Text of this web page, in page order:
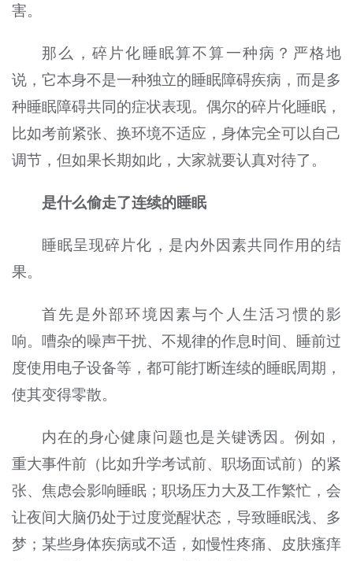
害。
那么，碎片化睡眠算不算一种病？严格地
说，它本身不是一种独立的睡眠障碍疾病，而是多
种睡眠障碍共同的症状表现。偶尔的碎片化睡眠，
比如考前紧张、换环境不适应，身体完全可以自己
调节，但如果长期如此，大家就要认真对待了。
是什么偷走了连续的睡眠
睡眠呈现碎片化，是内外因素共同作用的结
果。
首先是外部环境因素与个人生活习惯的影
响。嘈杂的噪声干扰、不规律的作息时间、睡前过
度使用电子设备等，都可能打断连续的睡眠周期，
使其变得零散。
内在的身心健康问题也是关键诱因。例如，
重大事件前（比如升学考试前、职场面试前）的紧
张、焦虑会影响睡眠；职场压力大及工作繁忙，会
让夜间大脑仍处于过度觉醒状态，导致睡眠浅、多
梦；某些身体疾病或不适，如慢性疼痛、皮肤瘙痒